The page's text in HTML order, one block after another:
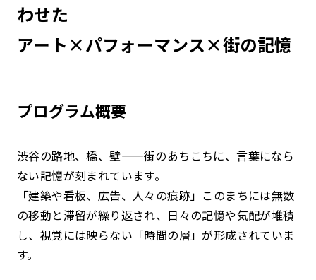
わせた
アート×パフォーマンス×街の記憶
プログラム概要
渋谷の路地、橋、壁——街のあちこちに、言葉になら
ない記憶が刻まれています。
「建築や看板、広告、人々の痕跡」このまちには無数
の移動と滞留が繰り返され、日々の記憶や気配が堆積
し、視覚には映らない「時間の層」が形成されていま
す。